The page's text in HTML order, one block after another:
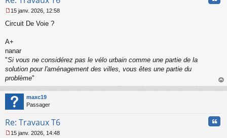
l
ue
s
g
e
n
o
l
u
15 janv. 2026, 12:58
Circuit De Voie ?
A+
nanar
"Si vous ne considérez pas le vélo urbain comme une partie de la
solution pour l'aménagement des villes, vous êtes une partie du
problème"
au
maxc19
Passager
Re: Travaux T6
15 janv. 2026, 14:48